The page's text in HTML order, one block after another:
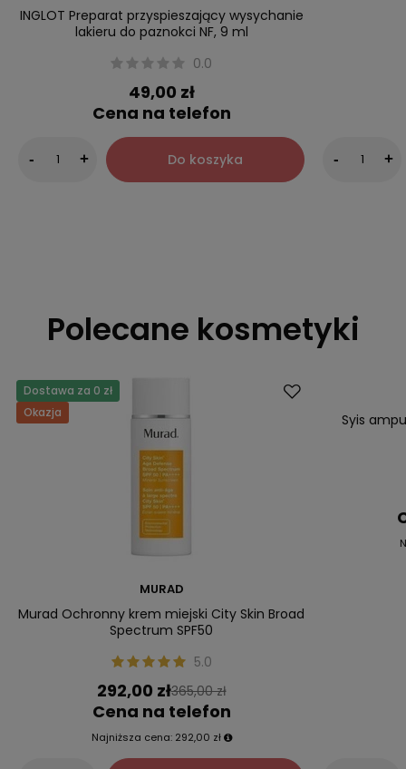
INGLOT Preparat przyspieszający wysychanie
lakieru do paznokci NF, 9 ml
0.0
49,00 zł
Cena na telefon
- + Do koszyka - +
Polecane kosmetyki
Okazja
Dostawa za 0 zł
MURAD
Murad Ochronny krem miejski City Skin Broad
Spectrum SPF50
5.0
292,00 zł365,00 zł
Cena na telefon
Najniższa cena: 292,00 zł
Nasz
Syis